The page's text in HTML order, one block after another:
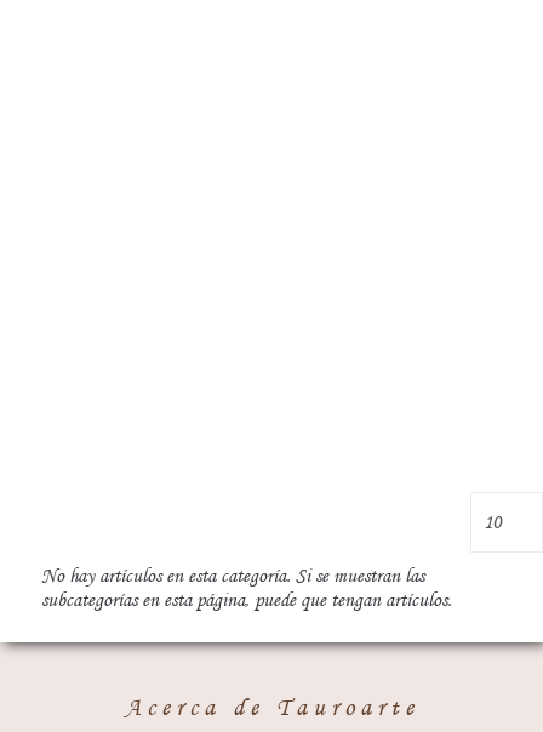
No hay artículos en esta categoría. Si se muestran las
subcategorías en esta página, puede que tengan artículos.
Acerca de Tauroarte